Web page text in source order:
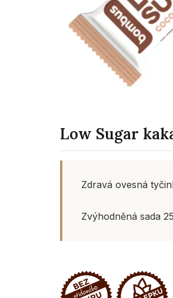
Low Sugar
Zdravá ovesná
Zvýhodněná sada